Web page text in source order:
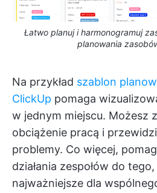
Łatwo planuj i harmonogramuj
planowania
Na przykład szablon
ClickUp pomaga
w jednym miejscu. Możesz
obciążenie pracą i
problemy. Co więcej,
działania zespołów do
najważniejsze dla